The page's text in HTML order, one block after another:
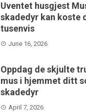
Uventet husgjest
skadedyr kan koste
tusenvis
June 16, 2026
Oppdag de skjulte
mus i hjemmet ditt
skadedyr
April 7, 2026